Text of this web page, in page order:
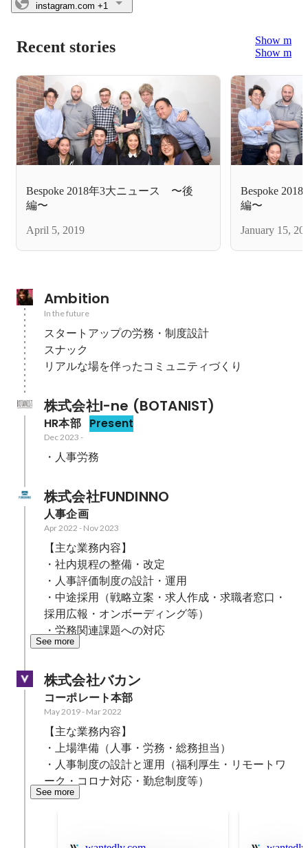
instagram.com +1
Recent stories
Show more
Show more
Bespoke 2018年3大ニュース 〜後
編〜
April 5, 2019
Bespoke
編〜
January 15,
Ambition
In the future
スタートアップの労務・制度設計
スナック
リアルな場を伴ったコミュニティづくり
株式会社I-ne (BOTANIST)
HR本部 Present
Dec 2023 -
・人事労務
株式会社FUNDINNO
人事企画
Apr 2022 - Nov 2023
【主な業務内容】
・社内規程の整備・改定
・人事評価制度の設計・運用
・中途採用（戦略立案・求人作成・求職者窓口・
採用広報・オンボーディング等）
・労務関連課題への対応
See more
株式会社バカン
コーポレート本部
May 2019- Mar 2022
【主な業務内容】
・上場準備（人事・労務・総務担当）
・人事制度の設計と運用（福利厚生・リモートワ
ーク・コロナ対応・勤怠制度等）
See more